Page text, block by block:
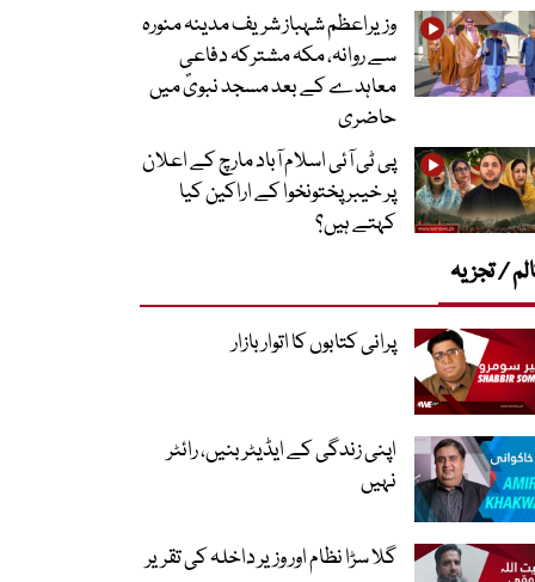
وزیراعظم شہباز شریف مدینہ منورہ
سے روانہ، مکہ مشترکہ دفاعی
معاہدے کے بعد مسجد نبویؐ میں
حاضری
پی ٹی آئی اسلام آباد مارچ کے اعلان
پر خیبر پختونخوا کے اراکین کیا
کہتے ہیں؟
/ تجزیہ
پرانی کتابوں کا اتوار بازار
اپنی زندگی کے ایڈیٹر بنیں، رائٹر
نہیں
گلا سڑا نظام اور وزیر داخلہ کی تقریر